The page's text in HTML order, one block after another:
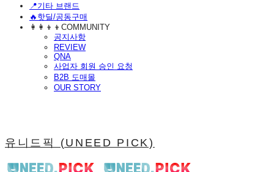
📍기타 브랜드
🔥핫딜/공동구매
👩‍👩‍👦‍👦COMMUNITY
공지사항
REVIEW
QNA
사업자 회원 승인 요청
B2B 도매몰
OUR STORY
유니드픽 (UNEED PICK)